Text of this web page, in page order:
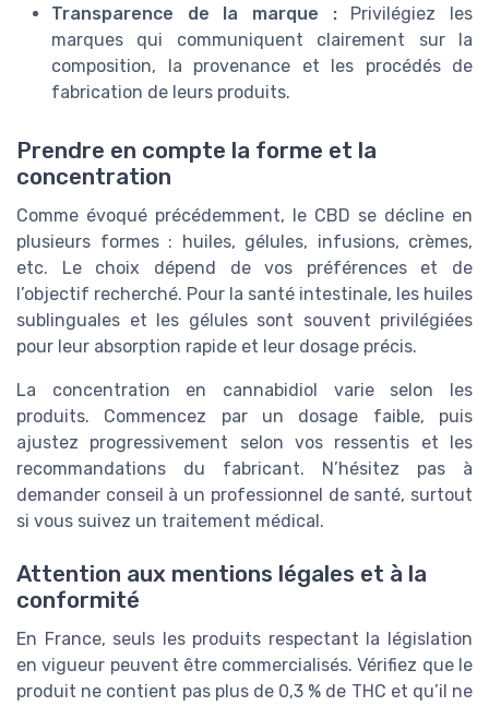
Transparence de la marque :Privilégiez les
marques qui communiquent clairement sur la
composition, la provenance et les procédés de
fabrication de leurs produits.
Prendre en compte la forme et la
concentration
Comme évoqué précédemment, le CBD se décline en
plusieurs formes : huiles, gélules, infusions, crèmes,
etc. Le choix dépend de vos préférences et de
l’objectif recherché. Pour la santé intestinale, les huiles
sublinguales et les gélules sont souvent privilégiées
pour leur absorption rapide et leur dosage précis.
La concentration en cannabidiol varie selon les
produits. Commencez par un dosage faible, puis
ajustez progressivement selon vos ressentis et les
recommandations du fabricant. N’hésitez pas à
demander conseil à un professionnel de santé, surtout
si vous suivez un traitement médical.
Attention aux mentions légales et à la
conformité
En France, seuls les produits respectant la législation
en vigueur peuvent être commercialisés. Vérifiez que le
produit ne contient pas plus de 0,3 % de THC et qu’il ne